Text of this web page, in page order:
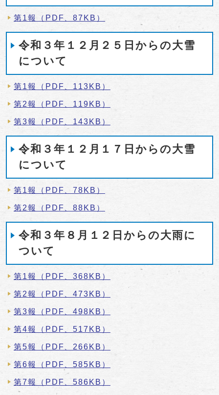
第1報（PDF、87KB）
令和３年１２月２５日からの大雪
について
第1報（PDF、113KB）
第2報（PDF、119KB）
第3報（PDF、143KB）
令和３年１２月１７日からの大雪
について
第1報（PDF、78KB）
第2報（PDF、88KB）
令和３年８月１２日からの大雨に
ついて
第1報（PDF、368KB）
第2報（PDF、473KB）
第3報（PDF、498KB）
第4報（PDF、517KB）
第5報（PDF、266KB）
第6報（PDF、585KB）
第7報（PDF、586KB）